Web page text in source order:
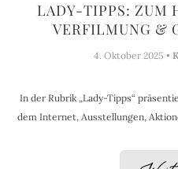
LADY-TIPPS: ZUM
VERFILMUNG &
4. Oktober 2025 •
In der Rubrik „Lady-Tipps“
dem Internet, Ausstellungen,